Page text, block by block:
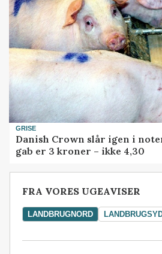
GRISE
Danish Crown slår igen i
gab er 3 kroner – ikke 4,30
FRA VORES UGEAVISER
LANDBRUGNORD